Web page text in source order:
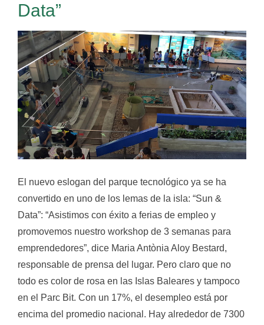
Data”
El nuevo eslogan del parque tecnológico ya se ha
convertido en uno de los lemas de la isla: “Sun &
Data”: “Asistimos con éxito a ferias de empleo y
promovemos nuestro workshop de 3 semanas para
emprendedores”, dice Maria Antònia Aloy Bestard,
responsable de prensa del lugar. Pero claro que no
todo es color de rosa en las Islas Baleares y tampoco
en el Parc Bit. Con un 17%, el desempleo está por
encima del promedio nacional. Hay alrededor de 7300